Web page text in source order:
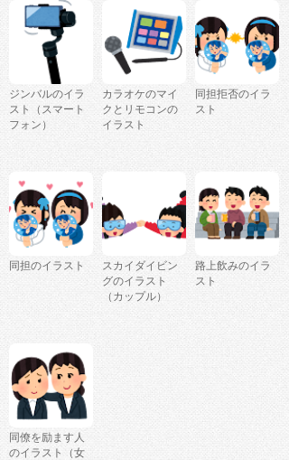
ジンバルのイラ
スト（スマート
フォン）
カラオケのマイ
クとリモコンの
イラスト
同担拒否のイラ
スト
同担のイラスト
スカイダイビン
グのイラスト
（カップル）
路上飲みのイラ
スト
同僚を励ます人
のイラスト（女